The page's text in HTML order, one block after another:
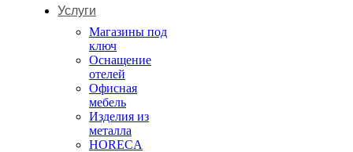
Услуги
Магазины под
ключ
Оснащение
отелей
Офисная
мебель
Изделия из
металла
HORECA